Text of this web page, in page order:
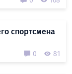
спортсмена
0 81